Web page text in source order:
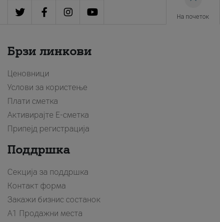
На почеток
Брзи линкови
Ценовници
Услови за користење
Плати сметка
Активирајте Е-сметка
Припејд регистрација
Поддршка
Секција за поддршка
Контакт форма
Закажи бизнис состанок
A1 Продажни места